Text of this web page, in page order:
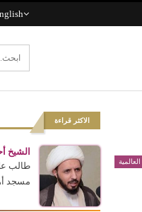
العالمية
الاكثر قراءة
الشيخ
طالب
مسجد